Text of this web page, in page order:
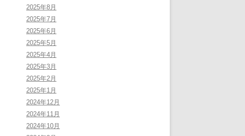
2025年8月
2025年7月
2025年6月
2025年5月
2025年4月
2025年3月
2025年2月
2025年1月
2024年12月
2024年11月
2024年10月